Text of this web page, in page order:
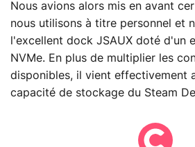
Nous avions alors mis en avant
nous utilisons à titre personnel et
l'excellent dock JSAUX doté d'un
NVMe. En plus de multiplier les
disponibles, il vient effectivement
capacité de stockage du Steam